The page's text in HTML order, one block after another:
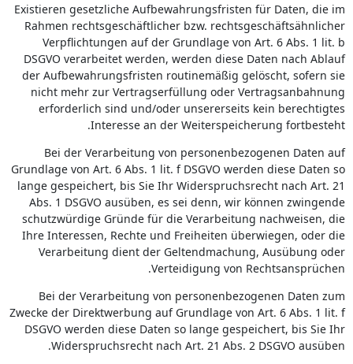
Existieren gesetzliche Aufbewahrungsfristen für Daten, die im
Rahmen rechtsgeschäftlicher bzw. rechtsgeschäftsähnlicher
Verpflichtungen auf der Grundlage von Art. 6 Abs. 1 lit. b
DSGVO verarbeitet werden, werden diese Daten nach Ablauf
der Aufbewahrungsfristen routinemäßig gelöscht, sofern sie
nicht mehr zur Vertragserfüllung oder Vertragsanbahnung
erforderlich sind und/oder unsererseits kein berechtigtes
Interesse an der Weiterspeicherung fortbesteht.
Bei der Verarbeitung von personenbezogenen Daten auf
Grundlage von Art. 6 Abs. 1 lit. f DSGVO werden diese Daten so
lange gespeichert, bis Sie Ihr Widerspruchsrecht nach Art. 21
Abs. 1 DSGVO ausüben, es sei denn, wir können zwingende
schutzwürdige Gründe für die Verarbeitung nachweisen, die
Ihre Interessen, Rechte und Freiheiten überwiegen, oder die
Verarbeitung dient der Geltendmachung, Ausübung oder
Verteidigung von Rechtsansprüchen.
Bei der Verarbeitung von personenbezogenen Daten zum
Zwecke der Direktwerbung auf Grundlage von Art. 6 Abs. 1 lit. f
DSGVO werden diese Daten so lange gespeichert, bis Sie Ihr
Widerspruchsrecht nach Art. 21 Abs. 2 DSGVO ausüben.